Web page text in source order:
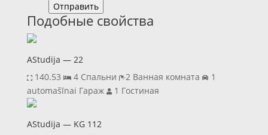
Отправить
Подобные свойства
AStudija — 22
140.53
4 Спальни 2 Ванная комната 1
automašīnai Гараж
1 Гостиная
AStudija — KG 112